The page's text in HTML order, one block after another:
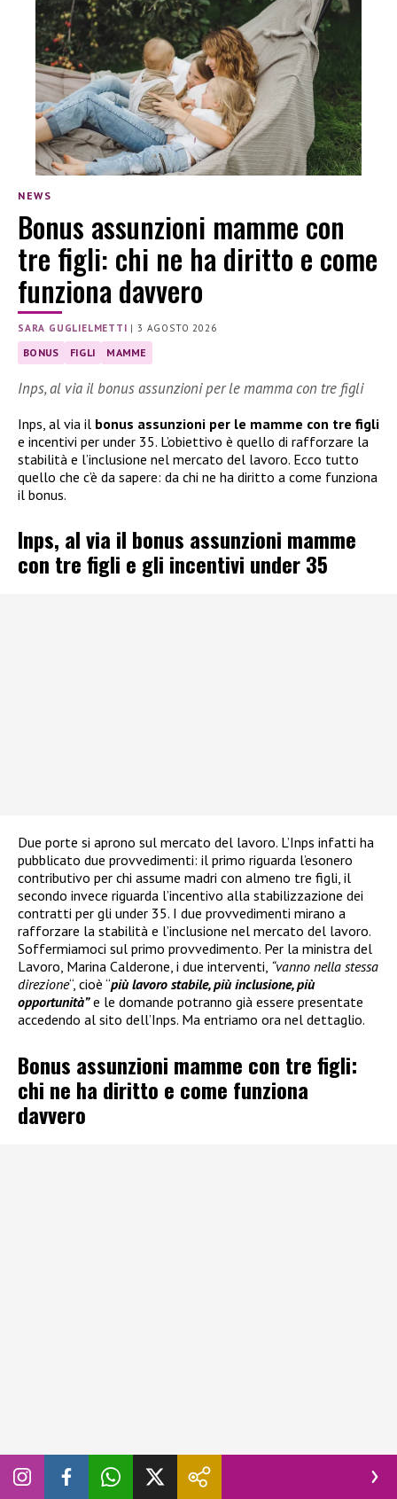
NEWS
Bonus assunzioni mamme con
tre figli: chi ne ha diritto e come
funziona davvero
SARA GUGLIELMETTI |3 AGOSTO 2026
BONUS FIGLI MAMME
Inps, al via il bonus assunzioni per le mamma con tre figli
Inps, al via il bonus assunzioni per le mamme con tre figli
e incentivi per under 35. L’obiettivo è quello di rafforzare la
stabilità e l’inclusione nel mercato del lavoro. Ecco tutto
quello che c’è da sapere: da chi ne ha diritto a come funziona
il bonus.
Inps, al via il bonus assunzioni mamme
con tre figli e gli incentivi under 35
Due porte si aprono sul mercato del lavoro. L’Inps infatti ha
pubblicato due provvedimenti: il primo riguarda l’esonero
contributivo per chi assume madri con almeno tre figli, il
secondo invece riguarda l’incentivo alla stabilizzazione dei
contratti per gli under 35. I due provvedimenti mirano a
rafforzare la stabilità e l’inclusione nel mercato del lavoro.
Soffermiamoci sul primo provvedimento. Per la ministra del
Lavoro, Marina Calderone, i due interventi, “vanno nella stessa
direzione“, cioè “più lavoro stabile, più inclusione, più
opportunità”e le domande potranno già essere presentate
accedendo al sito dell’Inps. Ma entriamo ora nel dettaglio.
Bonus assunzioni mamme con tre figli:
chi ne ha diritto e come funziona
davvero